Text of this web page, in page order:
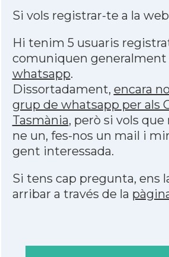
Si vols registrar-te a la
Hi tenim 5 usuaris
comuniquen generalment
whatsapp.
Dissortadament, encara
grup de whatsapp per als
Tasmània, però si vols
ne un, fes-nos un mail i
gent interessada.
Si tens cap pregunta, ens
arribar a través de la